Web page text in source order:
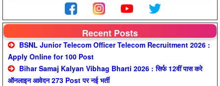
Recent Posts
BSNL Junior Telecom Officer Telecom Recruitment 2026 :
Apply Online for 100 Post
Bihar Samaj Kalyan Vibhag Bharti 2026 : सिर्फ 12वीं पास करे
ऑनलाइन आवेदन 273 Post पर नई भर्ती